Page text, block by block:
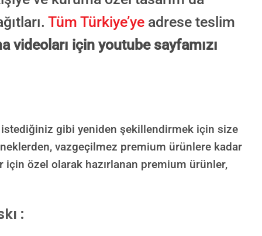
Tüm Türkiye’ye adrese teslim
videoları için youtube sayfamızı
istediğiniz gibi yeniden şekillendirmek için size
vazgeçilmez premium ürünlere kadar
için özel olarak hazırlanan premium ürünler,
: